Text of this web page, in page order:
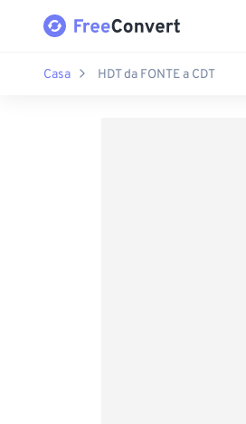
Casa HDT da FONTE a CDT